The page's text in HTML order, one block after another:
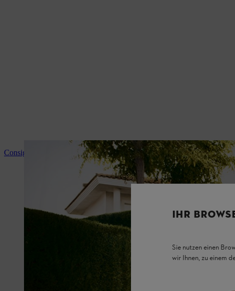
Consigli e informazioni sui prodotti
IHR
Sie nutzen einen
wir Ihnen, zu einem